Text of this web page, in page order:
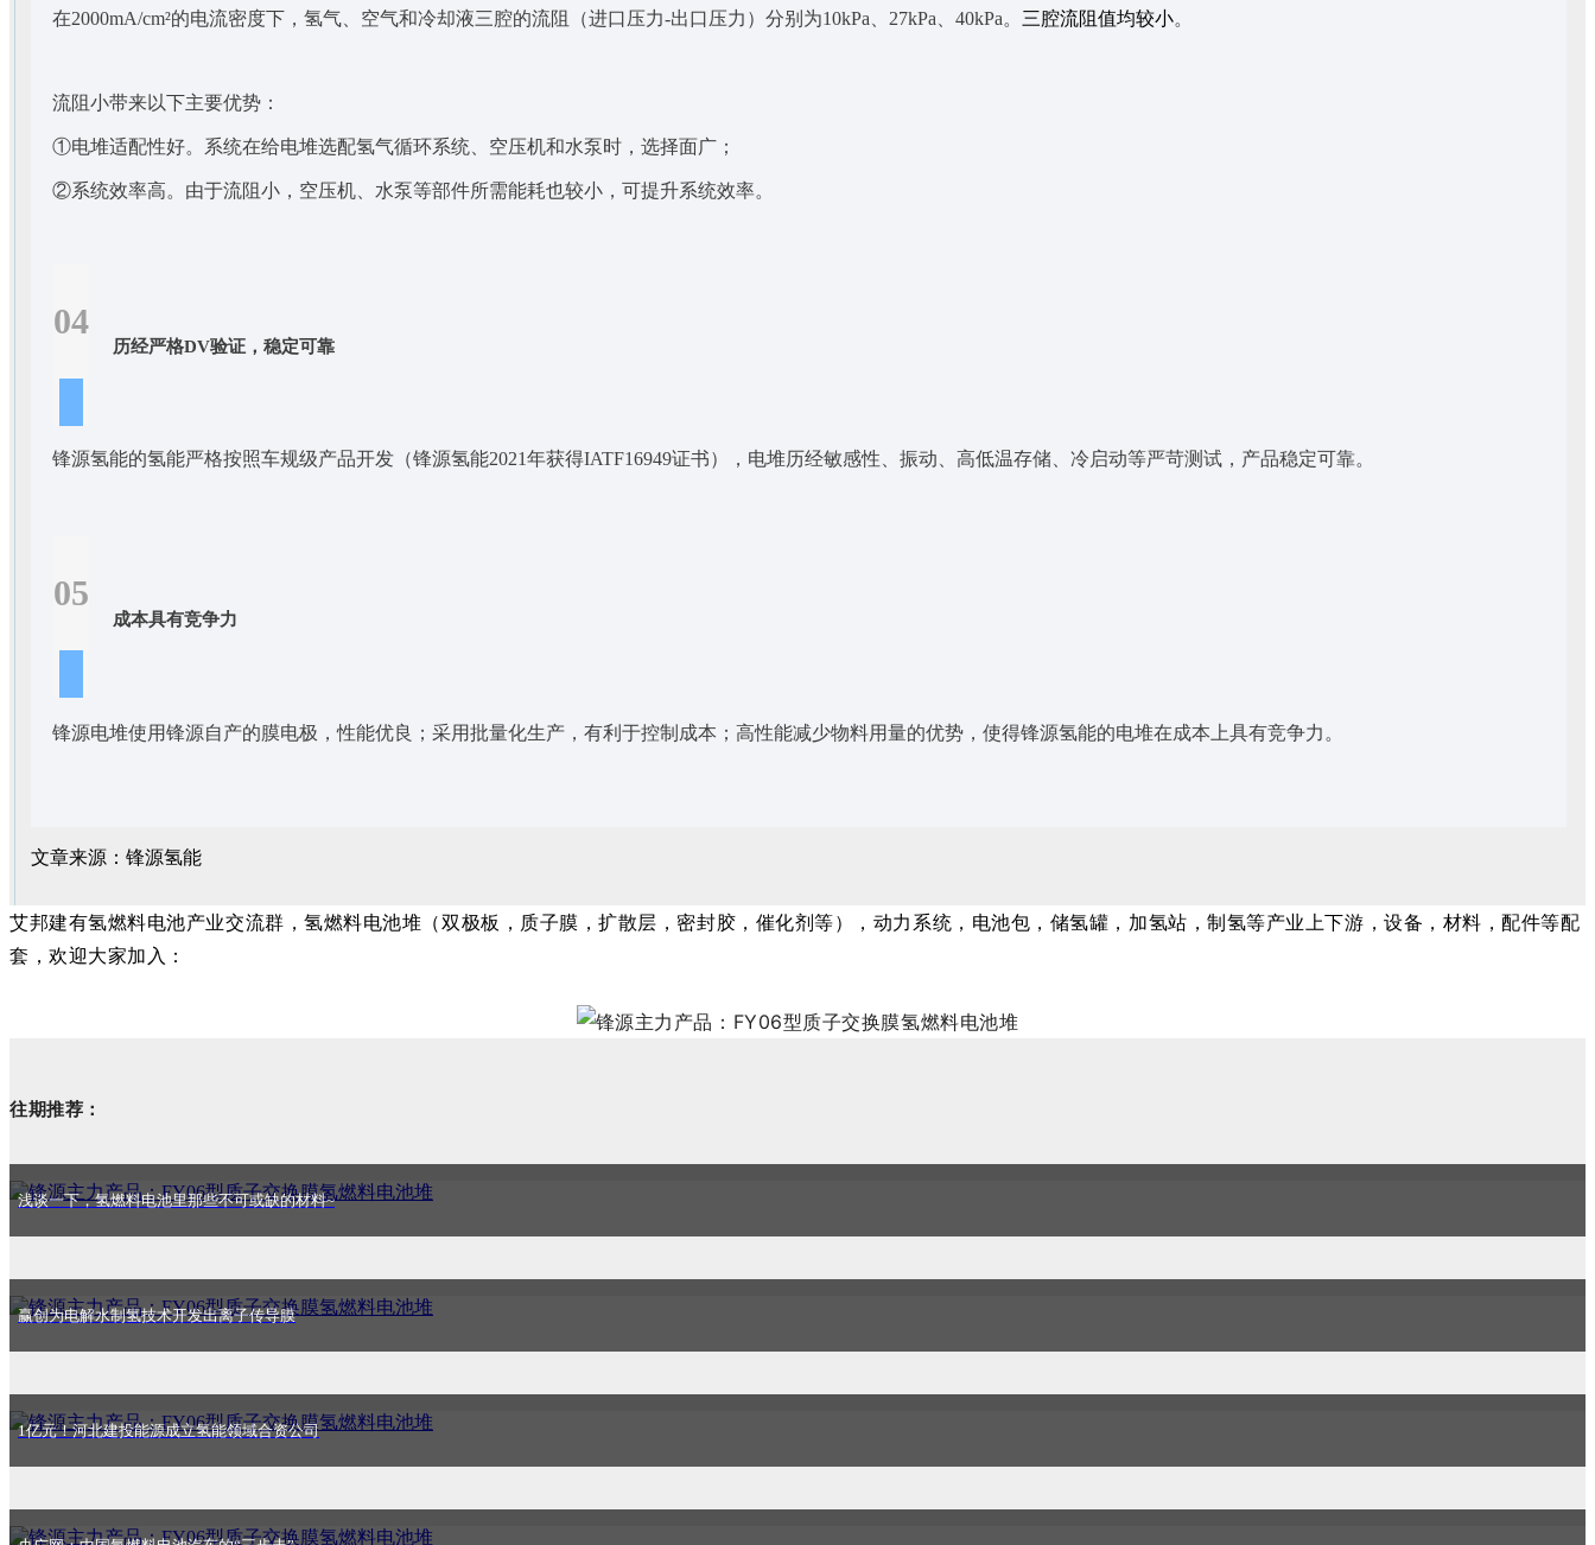
在2000mA/cm²的电流密度下，氢气、空气和冷却液三腔的流阻（进口压力-出口压力）分别为10kPa、27kPa、40kPa。 三腔流阻值均较小。
流阻小带来以下主要优势：
①电堆适配性好。系统在给电堆选配氢气循环系统、空压机和水泵时，选择面广；
②系统效率高。由于流阻小，空压机、水泵等部件所需能耗也较小，可提升系统效率。
04
历经严格DV验证，稳定可靠
锋源氢能的氢能严格按照车规级产品开发（锋源氢能2021年获得IATF16949证书），电堆历经敏感性、振动、高低温存储、冷启动等严苛测试，产品稳定可靠。
05
成本具有竞争力
锋源电堆使用锋源自产的膜电极，性能优良；采用批量化生产，有利于控制成本；高性能减少物料用量的优势，使得锋源氢能的电堆在成本上具有竞争力。
文章来源：锋源氢能
艾邦建有氢燃料电池产业交流群，氢燃料电池堆（双极板，质子膜，扩散层，密封胶，催化剂等），动力系统，电池包，储氢罐，加氢站，制氢等产业上下游，设备，材料，配件等配
套，欢迎大家加入：
往期推荐：
浅谈一下，氢燃料电池里那些不可或缺的材料~
赢创为电解水制氢技术开发出离子传导膜
1亿元！河北建投能源成立氢能领域合资公司